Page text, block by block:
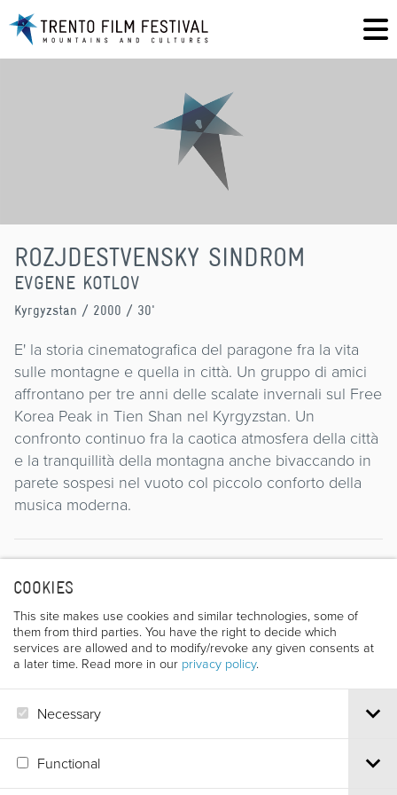
COOKIES
This site makes use cookies and similar technologies, some of
them from third parties. You have the right to decide which
services are allowed and to modify/revoke any given consents at
a later time. Read more in our privacy policy.
Necessary
Functional
ROZJDESTVENSKY SINDROM
EVGENE KOTLOV
Kyrgyzstan / 2000 / 30'
E' la storia cinematografica del paragone fra la vita
sulle montagne e quella in città. Un gruppo di amici
affrontano per tre anni delle scalate invernali sul Free
Korea Peak in Tien Shan nel Kyrgyzstan. Un
confronto continuo fra la caotica atmosfera della città
e la tranquillità della montagna anche bivaccando in
parete sospesi nel vuoto col piccolo conforto della
musica moderna.
Director